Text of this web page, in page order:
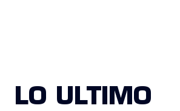
LO ULTIMO